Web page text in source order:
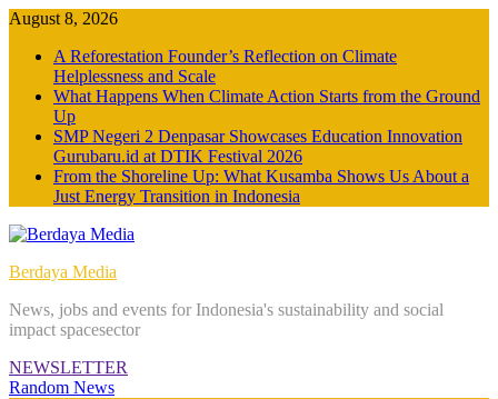
Skip
content
August 8, 2026
A Reforestation Founder’s Reflection on Climate
Helplessness and Scale
What Happens When Climate Action Starts from the Ground
Up
SMP Negeri 2 Denpasar Showcases Education Innovation
Gurubaru.id at DTIK Festival 2026
From the Shoreline Up: What Kusamba Shows Us About a
Just Energy Transition in Indonesia
Berdaya Media
News, jobs and events for Indonesia's sustainability and social
impact spacesector
NEWSLETTER
Random News